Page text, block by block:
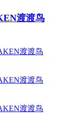
渡渡鸟